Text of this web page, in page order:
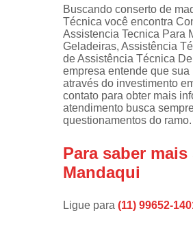
Buscando conserto de
Técnica você encontra
Assistencia Tecnica Para
Geladeiras, Assistência
de Assistência Técnica
empresa entende que
através do investimento
contato para obter mais
atendimento busca
questionamentos do ramo.
Para saber
Mandaqui
Ligue para (11) 99652-